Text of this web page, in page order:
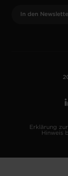
In den
Erklärung
Hinweis